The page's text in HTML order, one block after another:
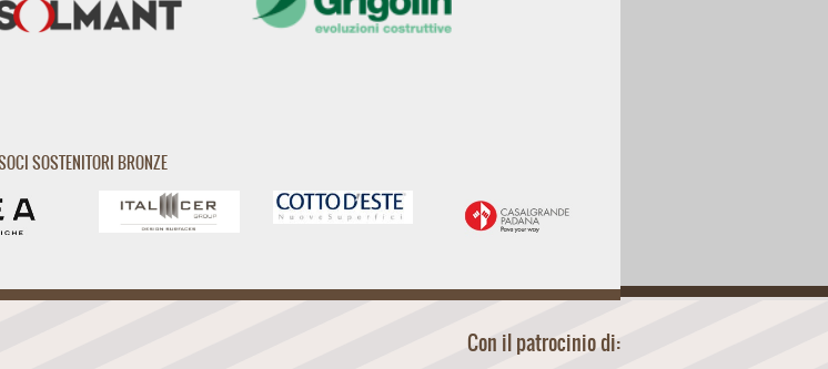
SOSTENITORI BRONZE
Con il patrocinio di: